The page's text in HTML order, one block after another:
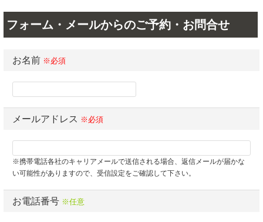
フォーム・メールからのご予約・お問合せ
お名前 ※必須
メールアドレス ※必須
※携帯電話各社のキャリアメールで送信される場合、返信メールが届かな
い可能性がありますので、受信設定をご確認して下さい。
お電話番号 ※任意